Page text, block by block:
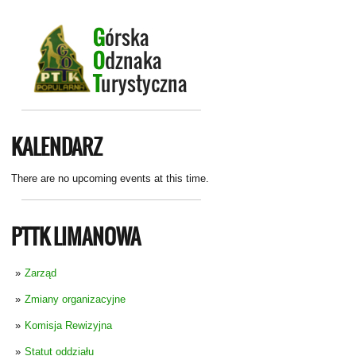
KALENDARZ
There are no upcoming events at this time.
PTTK LIMANOWA
Zarząd
Zmiany organizacyjne
Komisja Rewizyjna
Statut oddziału